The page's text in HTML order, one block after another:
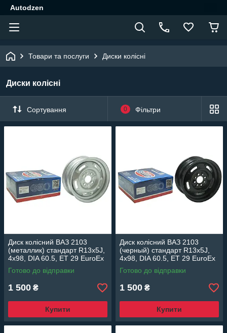
Autodzen
Товари та послуги Диски колісні
Диски колісні
Сортування 0 Фільтри
Диск колісний ВАЗ 2103
(металлик) стандарт R13x5J,
4x98, DIA 60.5, ET 29 EuroEx
Венгрия
Готово до відправки
1 500 ₴
Купити
Диск колісний ВАЗ 2103
(черный) стандарт R13x5J,
4x98, DIA 60.5, ET 29 EuroEx
Венгрия
Готово до відправки
1 500 ₴
Купити